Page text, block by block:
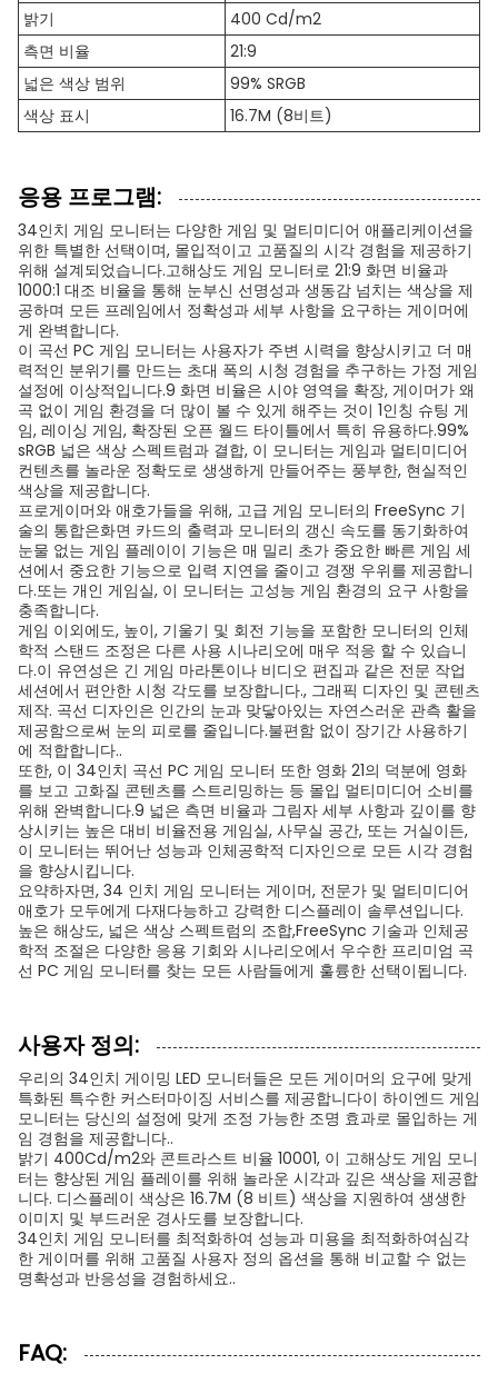
밝기
400 Cd/m2
측면 비율
21:9
넓은 색상 범위
99% SRGB
색상 표시
16.7M (8비트)
응용 프로그램:
34인치 게임 모니터는 다양한 게임 및 멀티미디어 애플리케이션을
위한 특별한 선택이며, 몰입적이고 고품질의 시각 경험을 제공하기
위해 설계되었습니다.고해상도 게임 모니터로 21:9 화면 비율과
1000:1 대조 비율을 통해 눈부신 선명성과 생동감 넘치는 색상을 제
공하며 모든 프레임에서 정확성과 세부 사항을 요구하는 게이머에
게 완벽합니다.
이 곡선 PC 게임 모니터는 사용자가 주변 시력을 향상시키고 더 매
력적인 분위기를 만드는 초대 폭의 시청 경험을 추구하는 가정 게임
설정에 이상적입니다.9 화면 비율은 시야 영역을 확장, 게이머가 왜
곡 없이 게임 환경을 더 많이 볼 수 있게 해주는 것이 1인칭 슈팅 게
임, 레이싱 게임, 확장된 오픈 월드 타이틀에서 특히 유용하다.99%
sRGB 넓은 색상 스펙트럼과 결합, 이 모니터는 게임과 멀티미디어
컨텐츠를 놀라운 정확도로 생생하게 만들어주는 풍부한, 현실적인
색상을 제공합니다.
프로게이머와 애호가들을 위해, 고급 게임 모니터의 FreeSync 기
술의 통합은화면 카드의 출력과 모니터의 갱신 속도를 동기화하여
눈물 없는 게임 플레이이 기능은 매 밀리 초가 중요한 빠른 게임 세
션에서 중요한 기능으로 입력 지연을 줄이고 경쟁 우위를 제공합니
다.또는 개인 게임실, 이 모니터는 고성능 게임 환경의 요구 사항을
충족합니다.
게임 이외에도, 높이, 기울기 및 회전 기능을 포함한 모니터의 인체
학적 스탠드 조정은 다른 사용 시나리오에 매우 적응 할 수 있습니
다.이 유연성은 긴 게임 마라톤이나 비디오 편집과 같은 전문 작업
세션에서 편안한 시청 각도를 보장합니다., 그래픽 디자인 및 콘텐츠
제작. 곡선 디자인은 인간의 눈과 맞닿아있는 자연스러운 관측 활을
제공함으로써 눈의 피로를 줄입니다.불편함 없이 장기간 사용하기
에 적합합니다..
또한, 이 34인치 곡선 PC 게임 모니터 또한 영화 21의 덕분에 영화
를 보고 고화질 콘텐츠를 스트리밍하는 등 몰입 멀티미디어 소비를
위해 완벽합니다.9 넓은 측면 비율과 그림자 세부 사항과 깊이를 향
상시키는 높은 대비 비율전용 게임실, 사무실 공간, 또는 거실이든,
이 모니터는 뛰어난 성능과 인체공학적 디자인으로 모든 시각 경험
을 향상시킵니다.
요약하자면, 34 인치 게임 모니터는 게이머, 전문가 및 멀티미디어
애호가 모두에게 다재다능하고 강력한 디스플레이 솔루션입니다.
높은 해상도, 넓은 색상 스펙트럼의 조합,FreeSync 기술과 인체공
학적 조절은 다양한 응용 기회와 시나리오에서 우수한 프리미엄 곡
선 PC 게임 모니터를 찾는 모든 사람들에게 훌륭한 선택이됩니다.
사용자 정의:
우리의 34인치 게이밍 LED 모니터들은 모든 게이머의 요구에 맞게
특화된 특수한 커스터마이징 서비스를 제공합니다이 하이엔드 게임
모니터는 당신의 설정에 맞게 조정 가능한 조명 효과로 몰입하는 게
임 경험을 제공합니다..
밝기 400Cd/m2와 콘트라스트 비율 10001, 이 고해상도 게임 모니
터는 향상된 게임 플레이를 위해 놀라운 시각과 깊은 색상을 제공합
니다. 디스플레이 색상은 16.7M (8 비트) 색상을 지원하여 생생한
이미지 및 부드러운 경사도를 보장합니다.
34인치 게임 모니터를 최적화하여 성능과 미용을 최적화하여심각
한 게이머를 위해 고품질 사용자 정의 옵션을 통해 비교할 수 없는
명확성과 반응성을 경험하세요..
FAQ: